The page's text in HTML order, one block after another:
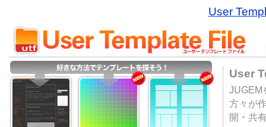
User
User
JUGEM
方々が
開・共